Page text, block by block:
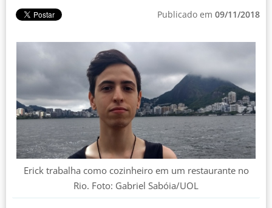
Publicado em 09/11/2018
Erick trabalha como cozinheiro em um restaurante no
Rio. Foto: Gabriel Sabóia/UOL